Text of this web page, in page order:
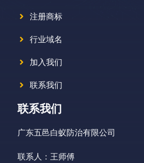
注册商标
行业域名
加入我们
联系我们
联系我们
广东五邑白蚁防治有限公司
联系人：王师傅